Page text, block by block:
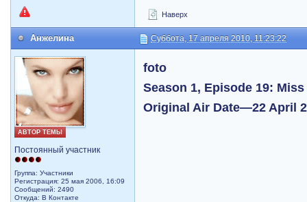
Наверх
Анжелина Суббота, 17 апреля 2010, 11:23:22
АВТОР ТЕМЫ
Постоянный участник
Группа: Участники
Регистрация: 25 мая 2006, 16:09
Сообщений: 2490
Откуда: В Контакте
foto
Season 1, Episode 19:
Original Air Date—22 April